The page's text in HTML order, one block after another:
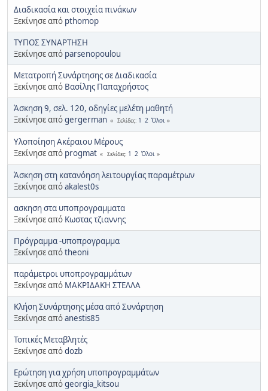
Διαδικασία και στοιχεία πινάκων
Ξεκίνησε από pthomop
ΤΥΠΟΣ ΣΥΝΑΡΤΗΣΗ
Ξεκίνησε από parsenopoulou
Μετατροπή Συνάρτησης σε Διαδικασία
Ξεκίνησε από Βασίλης Παπαχρήστος
Άσκηση 9, σελ. 120, οδηγίες μελέτη μαθητή
Ξεκίνησε απόgergerman Σελίδες 1 2 Όλοι
Υλοποίηση Ακέραιου Μέρους
Ξεκίνησε από progmat Σελίδες 1 2 Όλοι
Άσκηση στη κατανόηση λειτουργίας παραμέτρων
Ξεκίνησε απόakalest0s
ασκηση στα υποπρογραμματα
Ξεκίνησε από Κωστας τζιαννης
Πρόγραμμα -υποπρογραμμα
Ξεκίνησε απόtheoni
παράμετροι υποπρογραμμάτων
Ξεκίνησε από ΜΑΚΡΙΔΑΚΗ ΣΤΕΛΛΑ
Κλήση Συνάρτησης μέσα από Συνάρτηση
Ξεκίνησε απόanestis85
Τοπικές Μεταβλητές
Ξεκίνησε απόdozb
Ερώτηση για χρήση υποπρογραμμάτων
Ξεκίνησε απόgeorgia_kitsou